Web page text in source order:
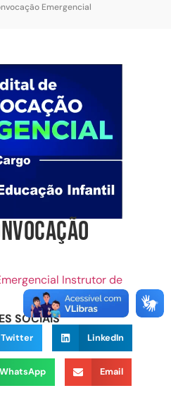
Emergencial
Instrutor de
SOCIAIS
Twitter LinkedIn
WhatsApp Email